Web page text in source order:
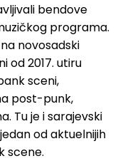
bendove
programa.
novosadski
od 2017. utiru
sceni,
post-punk,
Tu je i sarajevski
od aktuelnijih
scene.